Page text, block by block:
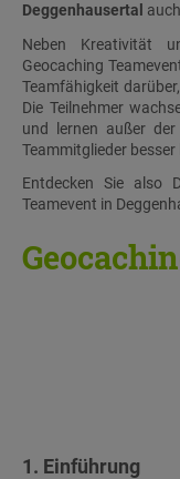
Deggenhausertal
Neben Kreativität
Geocaching
Teamfähigkeit
Die Teilnehmer
und lernen außer
Teammitglieder besser
Entdecken Sie also
Teamevent in
1. Einführung